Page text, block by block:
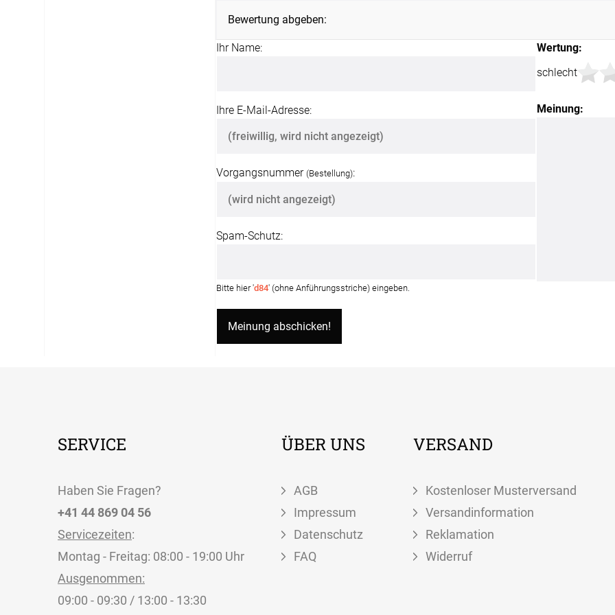
Bewertung abgeben:
Wertung:
schlecht
Meinung:
Ihr Name:
Ihre E-Mail-Adresse:
Vorgangsnummer (Bestellung):
Spam-Schutz:
Bitte hier 'd84' (ohne Anführungsstriche) eingeben.
SERVICE
Haben Sie Fragen?
+41 44 869 04 56
Servicezeiten:
Montag - Freitag: 08:00 - 19:00 Uhr
Ausgenommen:
09:00 - 09:30 / 13:00 - 13:30
ÜBER UNS
AGB
Impressum
Datenschutz
FAQ
VERSAND
Kostenloser Musterversand
Versandinformation
Reklamation
Widerruf